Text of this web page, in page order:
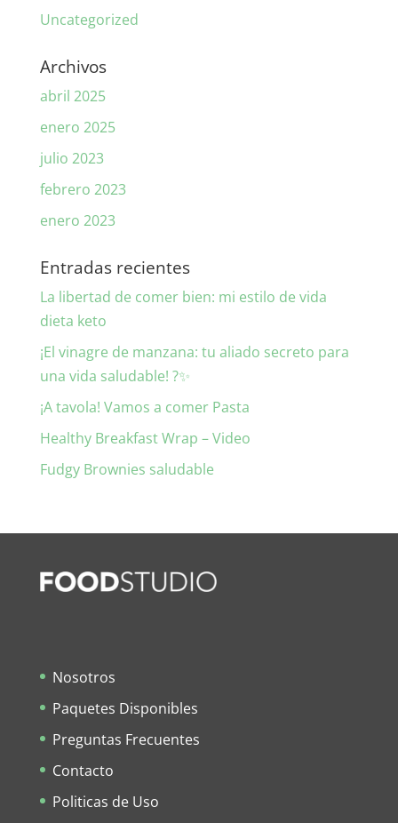
Uncategorized
Archivos
abril 2025
enero 2025
julio 2023
febrero 2023
enero 2023
Entradas recientes
La libertad de comer bien: mi estilo de vida
dieta keto
¡El vinagre de manzana: tu aliado secreto para
una vida saludable! ?✨
¡A tavola! Vamos a comer Pasta
Healthy Breakfast Wrap – Video
Fudgy Brownies saludable
Nosotros
Paquetes Disponibles
Preguntas Frecuentes
Contacto
Politicas de Uso